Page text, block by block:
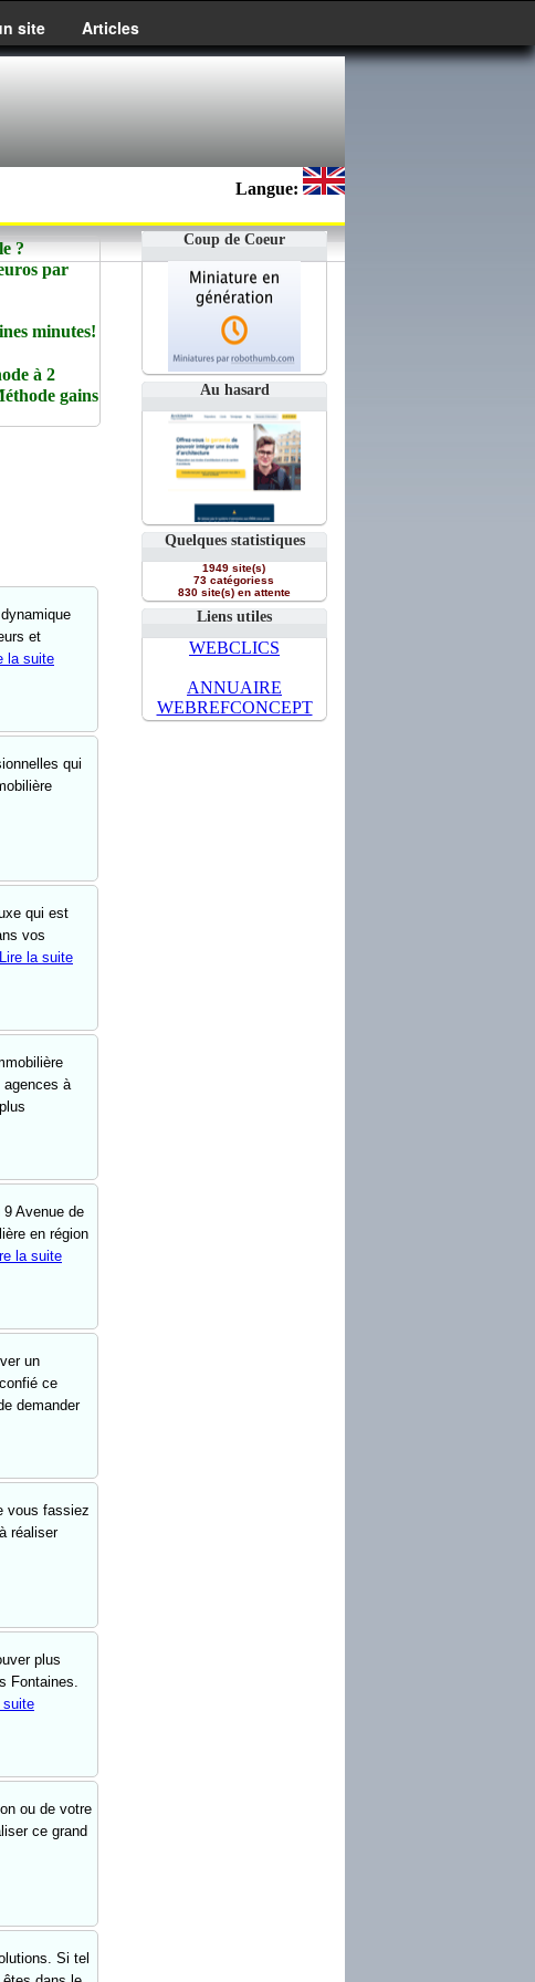
site Articles
Langue:
Coup de Coeur
Au hasard
Quelques statistiques
1949 site(s)
73 catégoriess
830 site(s) en attente
Liens utiles
WEBCLICS
ANNUAIRE
WEBREFCONCEPT
?
par
minutes!
à 2
gains
et
la suite
qui
qui est
vos
Lire la suite
agences à
Avenue de
en région
la suite
un
ce
demander
vous fassiez
réaliser
plus
Fontaines.
suite
ou de votre
ce grand
Si tel